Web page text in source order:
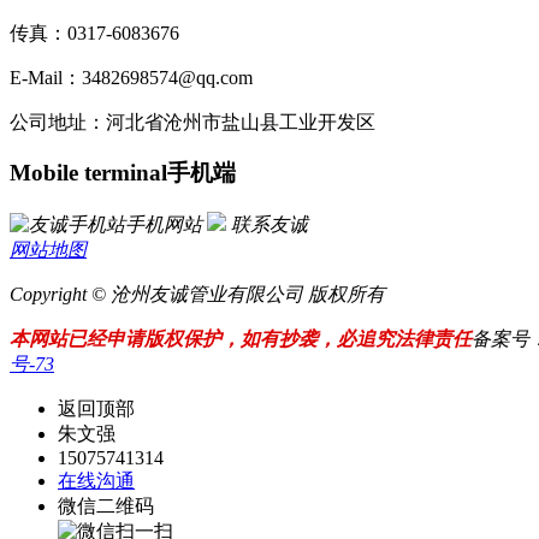
传真：0317-6083676
E-Mail：3482698574@qq.com
公司地址：河北省沧州市盐山县工业开发区
Mobile terminal手机端
手机网站
联系友诚
网站地图
Copyright © 沧州友诚管业有限公司 版权所有
本网站已经申请版权保护，如有抄袭，必追究法律责任备案号
号-73
返回顶部
朱文强
15075741314
在线沟通
微信二维码